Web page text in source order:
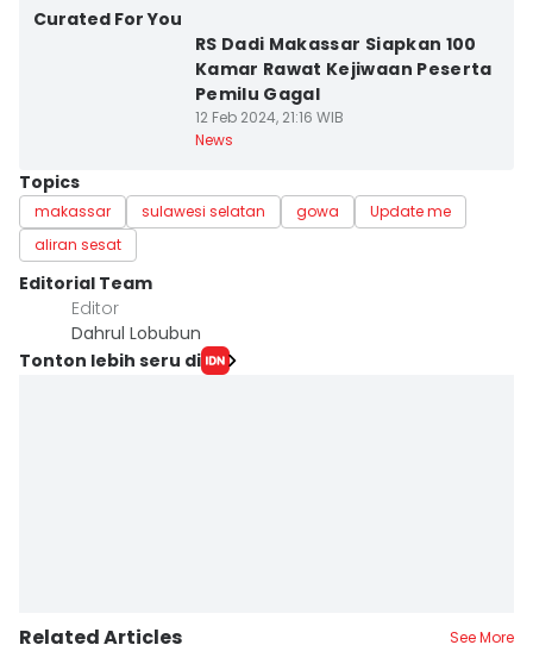
Curated For You
RS Dadi Makassar Siapkan 100
Kamar Rawat Kejiwaan Peserta
Pemilu Gagal
12 Feb 2024, 21:16 WIB
News
Topics
makassar sulawesi selatan gowa
Update me
aliran sesat
Editorial Team
Editor
Dahrul Lobubun
Tonton lebih seru di
Related Articles See More